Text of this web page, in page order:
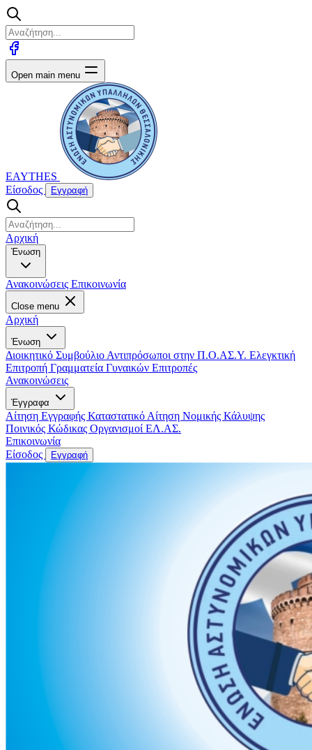
Open main menu
EAYTHES
Είσοδος
Εγγραφή
Αρχική
Ένωση
Ανακοινώσεις Επικοινωνία
Close menu
Αρχική
Ένωση
Διοικητικό Συμβούλιο Αντιπρόσωποι στην Π.Ο.ΑΣ.Υ. Ελεγκτική
Επιτροπή Γραμματεία Γυναικών Επιτροπές
Ανακοινώσεις
Έγγραφα
Αίτηση Εγγραφής Καταστατικό Αίτηση Νομικής Κάλυψης
Ποινικός Κώδικας Οργανισμοί ΕΛ.ΑΣ.
Επικοινωνία
Είσοδος
Εγγραφή